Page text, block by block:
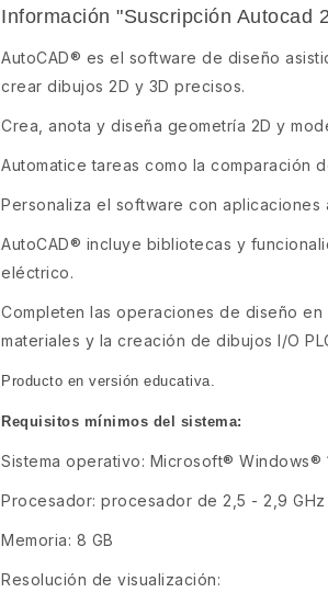
Información "Suscripción Autocad
AutoCAD® es el software de diseño
crear dibujos 2D y 3D precisos.
Crea, anota y diseña geometría 2D y
Automatice tareas como la comparación
Personaliza el software con aplicaciones
AutoCAD® incluye bibliotecas y
eléctrico.
Completen las operaciones de diseño
materiales y la creación de dibujos I/O
Producto en versión educativa.
Requisitos mínimos del sistema:
Sistema operativo: Microsoft® Windows®
Procesador: procesador de 2,5 - 2,9 GHz
Memoria: 8 GB
Resolución de visualización: